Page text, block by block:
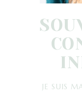
JE SUIS